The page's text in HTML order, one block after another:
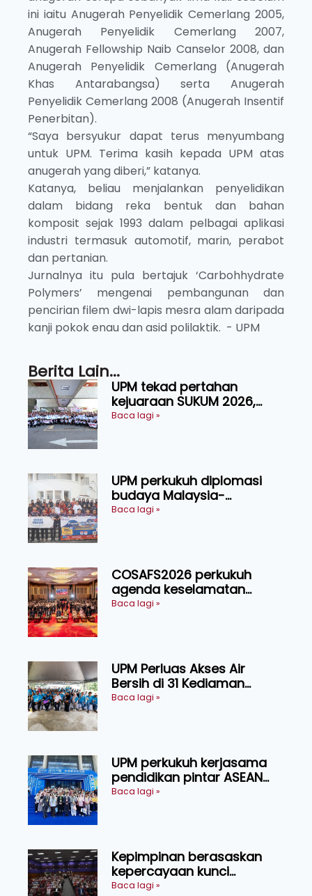
ini iaitu Anugerah Penyelidik Cemerlang 2005,
Anugerah Penyelidik Cemerlang 2007,
Anugerah Fellowship Naib Canselor 2008, dan
Anugerah Penyelidik Cemerlang (Anugerah
Khas Antarabangsa) serta Anugerah
Penyelidik Cemerlang 2008 (Anugerah Insentif
Penerbitan).
“Saya bersyukur dapat terus menyumbang
untuk UPM. Terima kasih kepada UPM atas
anugerah yang diberi,” katanya.
Katanya, beliau menjalankan penyelidikan
dalam bidang reka bentuk dan bahan
komposit sejak 1993 dalam pelbagai aplikasi
industri termasuk automotif, marin, perabot
dan pertanian.
Jurnalnya itu pula bertajuk ‘Carbohhydrate
Polymers’ mengenai pembangunan dan
pencirian filem dwi-lapis mesra alam daripada
kanji pokok enau dan asid polilaktik. - UPM
Berita Lain...
UPM tekad pertahan
kejuaraan SUKUM 2026,
sasar 16 pingat emas
Baca lagi »
UPM perkukuh diplomasi
budaya Malaysia-
Indonesia melalui Narasi
Baca lagi »
COSAFS2026 perkukuh
agenda keselamatan
makanan, AgriHub pacu
Baca lagi »
UPM Perluas Akses Air
Bersih di 31 Kediaman
Orang Asli Tasik Chini
Baca lagi »
UPM perkukuh kerjasama
pendidikan pintar ASEAN
menerusi lawatan rasmi ke
Baca lagi »
Kepimpinan berasaskan
kepercayaan kunci
kecemerlangan institusi -
Baca lagi »